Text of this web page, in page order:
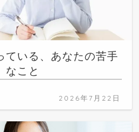
ている、あなたの苦手
なこと
2026年7月22日